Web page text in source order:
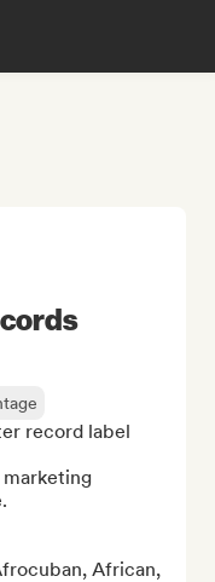
record label
African,